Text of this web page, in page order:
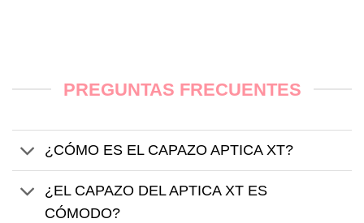
PREGUNTAS FRECUENTES
¿CÓMO ES EL CAPAZO APTICA XT?
¿EL CAPAZO DEL APTICA XT ES
CÓMODO?